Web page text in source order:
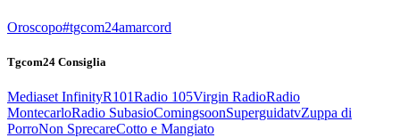
Oroscopo#tgcom24amarcord
Tgcom24 Consiglia
Mediaset InfinityR101Radio 105Virgin RadioRadio
MontecarloRadio SubasioComingsoonSuperguidatvZuppa di
PorroNon SprecareCotto e Mangiato